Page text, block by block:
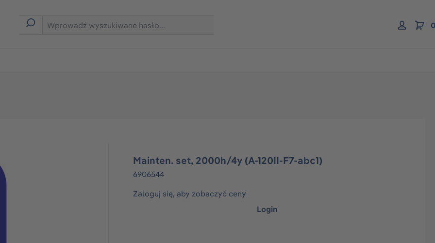
Mainten. set, 2000h/4y (A-120II-F7-abc1)
6906544
Zaloguj się, aby zobaczyć ceny
Login